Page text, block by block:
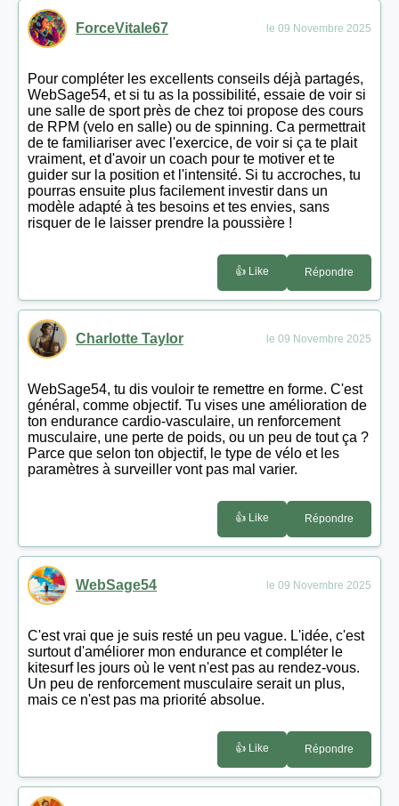
ForceVitale67 le 09 Novembre 2025
Pour compléter les excellents conseils déjà partagés,
WebSage54, et si tu as la possibilité, essaie de voir si
une salle de sport près de chez toi propose des cours
de RPM (velo en salle) ou de spinning. Ca permettrait
de te familiariser avec l'exercice, de voir si ça te plait
vraiment, et d'avoir un coach pour te motiver et te
guider sur la position et l'intensité. Si tu accroches, tu
pourras ensuite plus facilement investir dans un
modèle adapté à tes besoins et tes envies, sans
risquer de le laisser prendre la poussière !
👍 Like Répondre
Charlotte Taylor le 09 Novembre 2025
WebSage54, tu dis vouloir te remettre en forme. C'est
général, comme objectif. Tu vises une amélioration de
ton endurance cardio-vasculaire, un renforcement
musculaire, une perte de poids, ou un peu de tout ça ?
Parce que selon ton objectif, le type de vélo et les
paramètres à surveiller vont pas mal varier.
👍 Like Répondre
WebSage54 le 09 Novembre 2025
C'est vrai que je suis resté un peu vague. L'idée, c'est
surtout d'améliorer mon endurance et compléter le
kitesurf les jours où le vent n'est pas au rendez-vous.
Un peu de renforcement musculaire serait un plus,
mais ce n'est pas ma priorité absolue.
👍 Like Répondre